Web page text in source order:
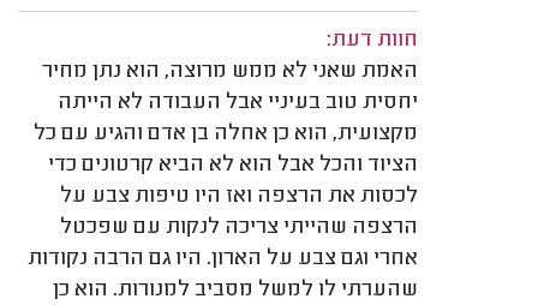
חוות דעת:
האמת שאני לא ממש מרוצה, הוא נתן מחיר
יחסית טוב בעיניי אבל העבודה לא הייתה
מקצועית, הוא כן אחלה בן אדם והגיע עם כל
הציוד והכל אבל הוא לא הביא קרטונים כדי
לכסות את הרצפה ואז היו טיפות צבע על
הרצפה שהייתי צריכה לנקות עם שפכטל
אחרי וגם צבע על הארון. היו גם הרבה נקודות
שהערתי לו למשל מסביב למנורות. הוא כן